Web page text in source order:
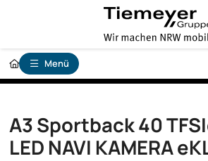
Menü
A3 Sportback 40
LED NAVI KAMERA